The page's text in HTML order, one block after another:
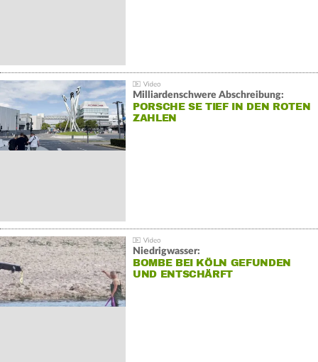
Milliardenschwere Abschreibung:
PORSCHE SE TIEF IN DEN ROTEN
ZAHLEN
Niedrigwasser:
BOMBE BEI KÖLN GEFUNDEN
UND ENTSCHÄRFT